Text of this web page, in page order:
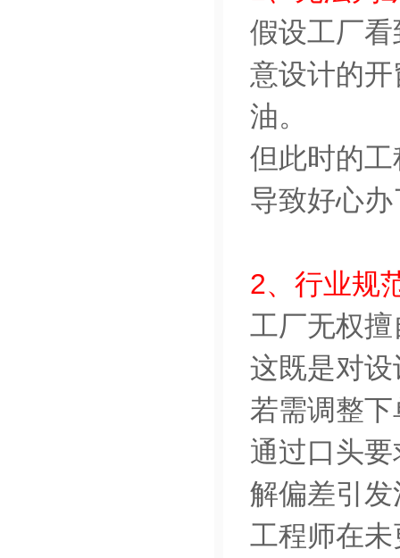
假设工厂看
意设计的
油。
但此时的
导致好心
2、行业规
工厂无权
这既是对
若需调整
通过口头
解偏差引
工程师在